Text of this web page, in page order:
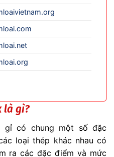
là gì?
gỉ có chung một số đặc
loại thép khác nhau có
ra các đặc điểm và mức